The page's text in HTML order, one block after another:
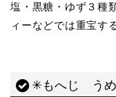
塩・黒糖・ゆず３種
ィーなどでは重宝す
✳︎もへじ うめ